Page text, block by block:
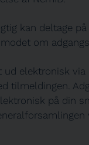
kan deltage på
om
ud elektronisk
tilmeldingen.
på din